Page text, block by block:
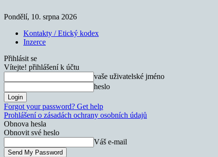
Pondělí, 10. srpna 2026
Kontakty / Etický kodex
Inzerce
Přihlásit se
Vítejte! přihlášení k účtu
vaše uživatelské jméno
heslo
Forgot your password? Get help
Prohlášení o zásadách ochrany osobních údajů
Obnova hesla
Obnovit své heslo
Váš e-mail